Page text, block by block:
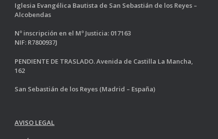
Iglesia Evangélica Bautista de San Sebastián de los Reyes –
Alcobendas
Nº inscripción en el Mº Justicia: 017163
NIF: R7800937J
PENDIENTE DE TRASLADO. Avenida de Castilla La Mancha,
162
San Sebastián de los Reyes (Madrid – España)
AVISO LEGAL